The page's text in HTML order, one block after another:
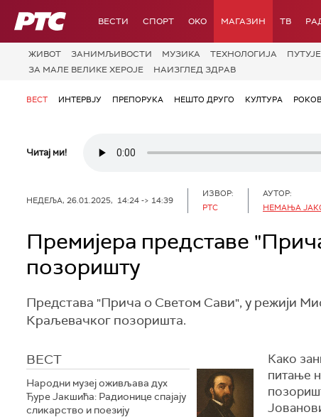
РТС ВЕСТИ СПОРТ OKO МАГАЗИН ТВ
ЖИВОТ ЗАНИМЉИВОСТИ МУЗИКА ТЕХНОЛОГИЈA
ЗА МАЛЕ ВЕЛИКЕ ХЕРОЈЕ
НАИЗГЛЕД ЗДРАВ
ВЕСТ ИНТЕРВЈУ ПРЕПОРУКА НЕШТО ДРУГО КУЛТУРА
Читај ми!
НЕДЕЉА, 26.01.2025, 14:24 -> 14:39
ИЗВОР:
РТС
АУТОР:
НЕМАЊА
Премијера представе
позоришту
Представа "Прича о Светом Сави", у режији
Краљевачког позоришта.
ВЕСТ
Народни музеј оживљава дух
Ђуре Јакшића: Радионице спајају
сликарство и поезију
Како
питање